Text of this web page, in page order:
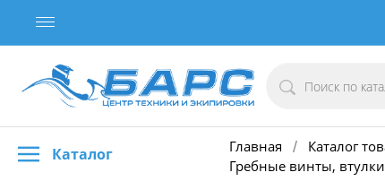
Каталог Главная / Каталог
Гребные винты,